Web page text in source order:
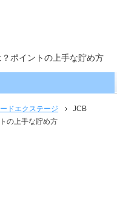
ポイントの上手な貯め方
ドエクステージ
JCB
の上手な貯め方